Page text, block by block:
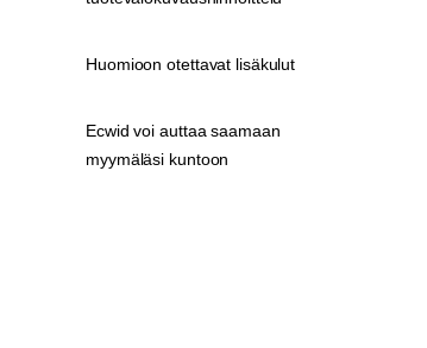
Huomioon otettavat lisäkulut
Ecwid voi auttaa saamaan
myymäläsi kuntoon